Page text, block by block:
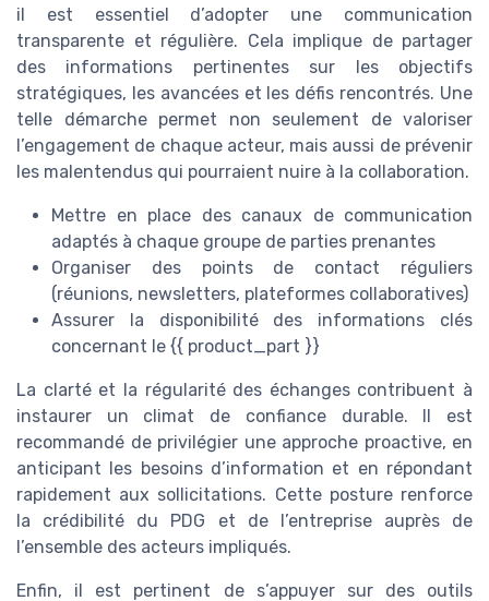
il est essentiel d’adopter une communication
transparente et régulière. Cela implique de partager
des informations pertinentes sur les objectifs
stratégiques, les avancées et les défis rencontrés. Une
telle démarche permet non seulement de valoriser
l’engagement de chaque acteur, mais aussi de prévenir
les malentendus qui pourraient nuire à la collaboration.
Mettre en place des canaux de communication
adaptés à chaque groupe de parties prenantes
Organiser des points de contact réguliers
(réunions, newsletters, plateformes collaboratives)
Assurer la disponibilité des informations clés
concernant le {{ product_part }}
La clarté et la régularité des échanges contribuent à
instaurer un climat de confiance durable. Il est
recommandé de privilégier une approche proactive, en
anticipant les besoins d’information et en répondant
rapidement aux sollicitations. Cette posture renforce
la crédibilité du PDG et de l’entreprise auprès de
l’ensemble des acteurs impliqués.
Enfin, il est pertinent de s’appuyer sur des outils